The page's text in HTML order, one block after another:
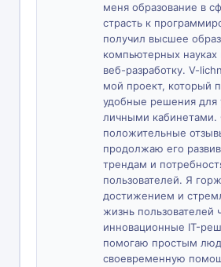
меня образование в
страсть к
получил высшее
компьютерных науках
веб-разработку. V-
мой проект, который
удобные решения для
личными кабинетами.
положительные
продолжаю его
трендам и
пользователей. Я
достижением и
жизнь пользователей
инновационные IT-
помогаю простым
своевременную